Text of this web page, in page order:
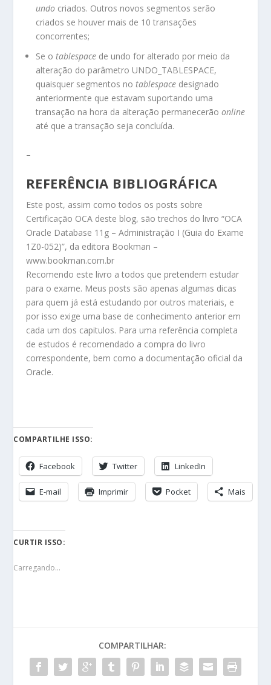
undo criados. Outros novos segmentos serão
criados se houver mais de 10 transações
concorrentes;
Se o tablespacede undo for alterado por meio da
alteração do parâmetro UNDO_TABLESPACE,
quaisquer segmentos no tablespacedesignado
anteriormente que estavam suportando uma
transação na hora da alteração permanecerão online
até que a transação seja concluída.
–
REFERÊNCIA BIBLIOGRÁFICA
Este post, assim como todos os posts sobre
Certificação OCA deste blog, são trechos do livro “OCA
Oracle Database 11g – Administração I (Guia do Exame
1Z0-052)”, da editora Bookman –
www.bookman.com.br
Recomendo este livro a todos que pretendem estudar
para o exame. Meus posts são apenas algumas dicas
para quem já está estudando por outros materiais, e
por isso exige uma base de conhecimento anterior em
cada um dos capitulos. Para uma referência completa
de estudos é recomendado a compra do livro
correspondente, bem como a documentação oficial da
Oracle.
COMPARTILHE ISSO:
Facebook Twitter LinkedIn
E-mail Imprimir Pocket Mais
CURTIR ISSO:
Carregando...
COMPARTILHAR: